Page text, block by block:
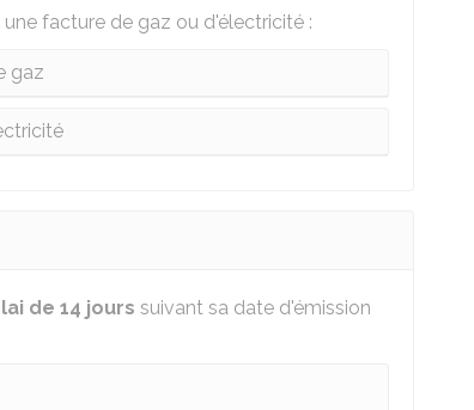
facture de gaz ou d'électricité :
gaz
de 14 jours suivant sa date d'émission